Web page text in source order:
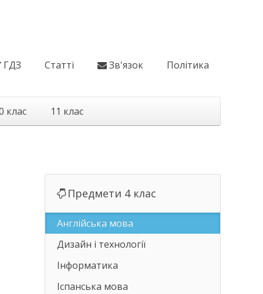
ГДЗ Статті Зв'язок Політика
клас 11 клас
Предмети 4 клас
Англійська мова
Дизайн і технології
Інформатика
Іспанська мова